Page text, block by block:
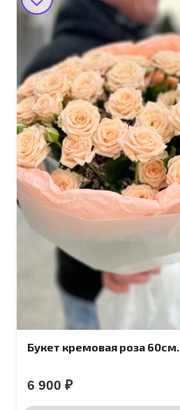
Букет кремовая роза 60см.
6 900 ₽